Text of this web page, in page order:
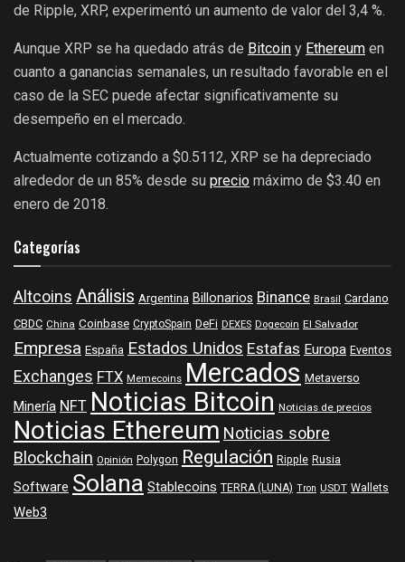
de Ripple, XRP, experimentó un aumento de valor del 3,4 %.
Aunque XRP se ha quedado atrás de Bitcoin y Ethereum en
cuanto a ganancias semanales, un resultado favorable en el
caso de la SEC puede afectar significativamente su
desempeño en el mercado.
Actualmente cotizando a $0.5112, XRP se ha depreciado
alrededor de un 85% desde su precio máximo de $3.40 en
enero de 2018.
Categorías
Altcoins Análisis Argentina Billonarios Binance Brasil Cardano
CBDC China Coinbase CryptoSpain DeFi DEXES Dogecoin El Salvador
Empresa España Estados Unidos Estafas Europa Eventos
Exchanges FTX Memecoins Mercados Metaverso
Minería NFTNoticias Bitcoin Noticias de precios
Noticias EthereumNoticias sobre
Blockchain Opinión Polygon Regulación Ripple Rusia
Software Solana Stablecoins TERRA (LUNA) Tron USDT Wallets
Web3